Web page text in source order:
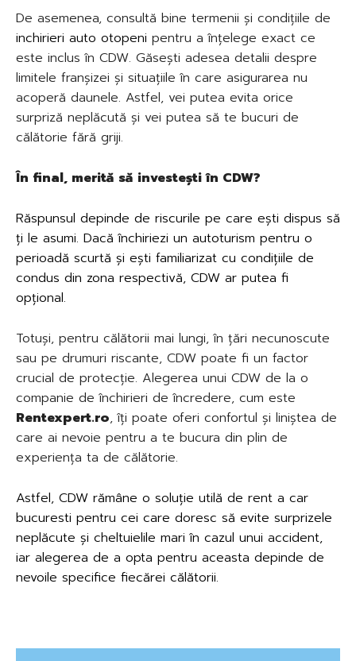
De asemenea, consultă bine termenii și condițiile de
inchirieri auto otopeni pentru a înțelege exact ce
este inclus în CDW. Găsești adesea detalii despre
limitele franșizei și situațiile în care asigurarea nu
acoperă daunele. Astfel, vei putea evita orice
surpriză neplăcută și vei putea să te bucuri de
călătorie fără griji.
În final, merită să investești în CDW?
Răspunsul depinde de riscurile pe care ești dispus să
ți le asumi. Dacăînchiriezi un autoturism pentru o
perioadă scurtă și ești familiarizat cu condițiile de
condus din zona respectivă, CDW ar putea fi
opțional.
Totuși, pentru călătorii mai lungi, în țări necunoscute
sau pe drumuri riscante, CDW poate fi un factor
crucial de protecție. Alegerea unui CDW de la o
companie de închirieri de încredere, cum este
Rentexpert.ro, îți poate oferi confortul și liniștea de
care ai nevoie pentru a te bucura din plin de
experiența ta de călătorie.
Astfel, CDW rămâne o soluție utilă de rent a car
bucuresti pentru cei care doresc să evite surprizele
neplăcute și cheltuielile mari în cazul unui accident,
iar alegerea de a opta pentru aceasta depinde de
nevoile specifice fiecărei călătorii.